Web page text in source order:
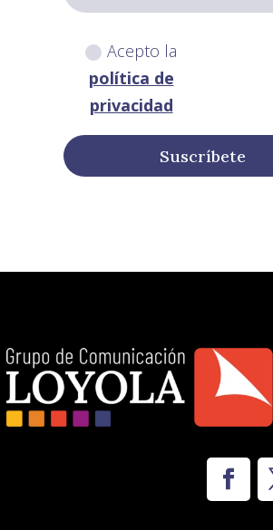
Acepto la
política de
privacidad
Suscríbete